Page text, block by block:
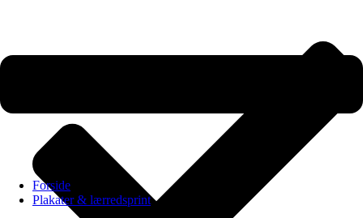
Forside
Plakater & lærredsprint